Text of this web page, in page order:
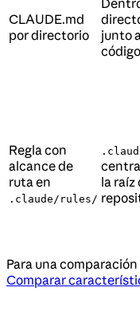
CLAUDE.md
por directorio
junto
código
Regla con
alcance de
ruta en
.claude/rules/
la raíz
Para una
Comparar